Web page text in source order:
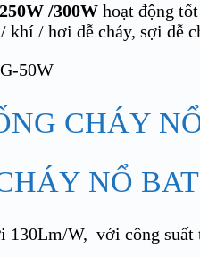
/300W hoạt động
/ hơi dễ cháy, sợi dễ
NỔ
130Lm/W, với công